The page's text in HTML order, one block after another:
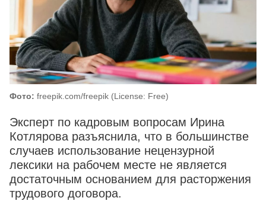
Фото: freepik.com/freepik (License: Free)
Эксперт по кадровым вопросам Ирина
Котлярова разъяснила, что в большинстве
случаев использование нецензурной
лексики на рабочем месте не является
достаточным основанием для расторжения
трудового договора.